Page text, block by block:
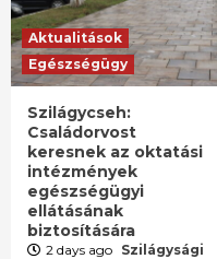
Aktualitások
Egészségügy
Szilágycseh:
Családorvost
keresnek az oktatási
intézmények
egészségügyi
ellátásának
biztosítására
2 days ago Szilágysági